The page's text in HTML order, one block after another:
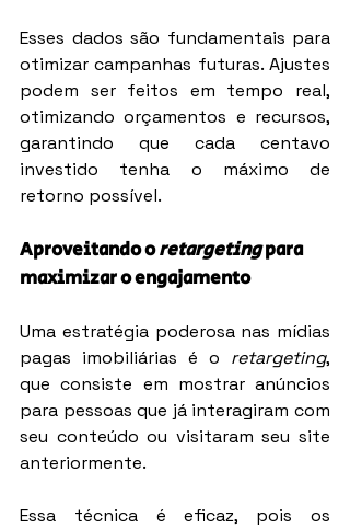
Esses dados são fundamentais para
otimizar campanhas futuras. Ajustes
podem ser feitos em tempo real,
otimizando orçamentos e recursos,
garantindo que cada centavo
investido tenha o máximo de
retorno possível.
Aproveitando o retargeting para
maximizar o engajamento
Uma estratégia poderosa nas mídias
pagas imobiliárias é o retargeting,
que consiste em mostrar anúncios
para pessoas que já interagiram com
seu conteúdo ou visitaram seu site
anteriormente.
Essa técnica é eficaz, pois os